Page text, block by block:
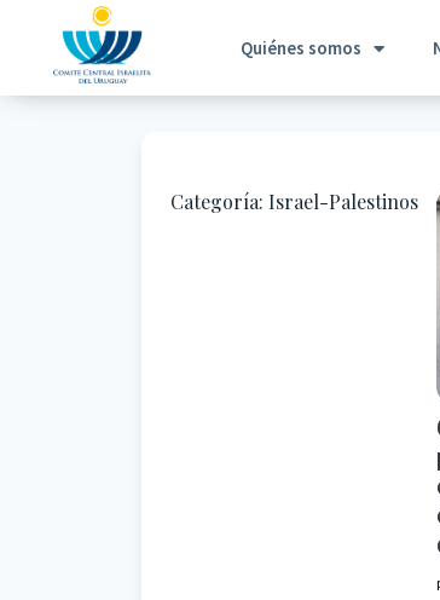
Quiénes somos
Categoría: Israel-Palestinos